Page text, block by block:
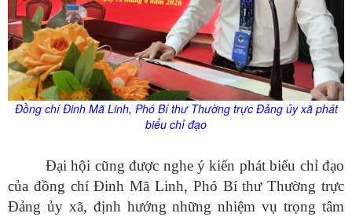
Đồng chí Đinh Mã Linh, Phó Bí thư Thường trực Đảng ủyxã phát
biểu chỉ đạo
Đại hội cũng được nghe ý kiến phát biểu chỉ đạo
của đồng chí Đinh Mã Linh, Phó Bí thư Thường trực
Đảng ủy xã, định hướng những nhiệm vụ trọng tâm